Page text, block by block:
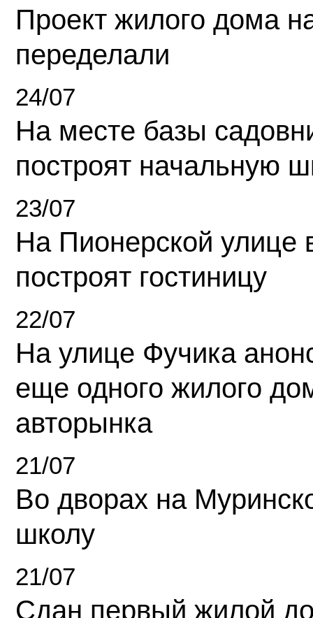
Проект жилого дома
переделали
24/07
На месте базы
построят начальную
23/07
На Пионерской улице
построят гостиницу
22/07
На улице Фучика
еще одного жилого
авторынка
21/07
Во дворах на
школу
21/07
Сдан первый жилой